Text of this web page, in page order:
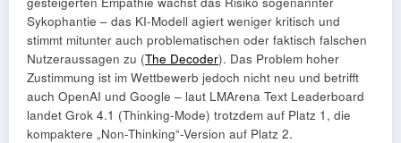
Sykophantie – das KI-Modell agiert weniger kritisch und
stimmt mitunter auch problematischen oder faktisch falschen
Nutzeraussagen zu (The Decoder). Das Problem hoher
Zustimmung ist im Wettbewerb jedoch nicht neu und betrifft
auch OpenAI und Google – laut LMArena Text Leaderboard
landet Grok 4.1 (Thinking-Mode) trotzdem auf Platz 1, die
kompaktere „Non-Thinking“-Version auf Platz 2.